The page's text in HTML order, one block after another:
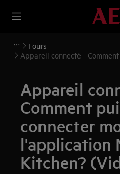
Fours
Appareil connecté -
Appareil
Comment
connecter
l'application
Kitchen?